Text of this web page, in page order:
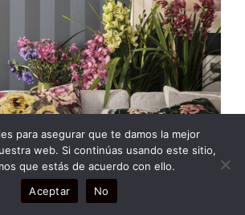
para asegurar que te damos la mejor
web. Si continúas usando este sitio,
que estás de acuerdo con ello.
Aceptar
No